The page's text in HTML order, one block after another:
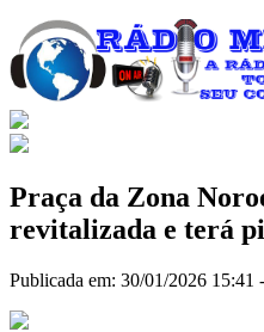
Praça da Zona
revitalizada e terá
Publicada em: 30/01/2026 15:41 -